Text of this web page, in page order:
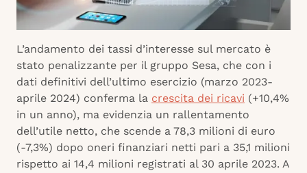
L’andamento dei tassi d’interesse sul mercato è
stato penalizzante per il gruppo Sesa, che con i
dati definitivi dell’ultimo esercizio (marzo 2023-
aprile 2024) conferma la crescita dei ricavi (+10,4%
in un anno), ma evidenzia un rallentamento
dell’utile netto, che scende a 78,3 milioni di euro
(-7,3%) dopo oneri finanziari netti pari a 35,1 milioni
rispetto ai 14,4 milioni registrati al 30 aprile 2023. A